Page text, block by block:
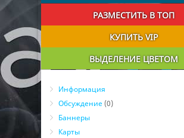
РАЗМЕСТИТЬ В ТОП
КУПИТЬ VIP
ВЫДЕЛЕНИЕ ЦВЕТОМ
Информация
Обсуждение (0)
Баннеры
Карты